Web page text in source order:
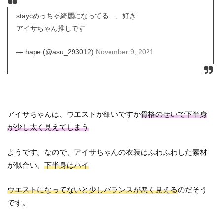
staycめっちゃ綺麗になってる、、好き
アイサちゃん推しです
— hape (@asu_293012) November 9, 2021
アイサちゃんは、ウエストが細いですが骨格のせいで下半身
が少し太く見えてしまう
ようです。なので、アイサちゃんの衣装はふわふわした素材
が似合い、下半身はハイ
ウエストになってないと少しバランスが悪く見えるのだそう
です。